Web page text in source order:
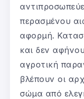
περασμένου
αφορμή.
και δεν
αγροτική
βλέπουν οι
σώμα από